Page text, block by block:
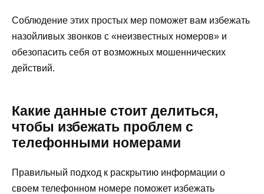
Соблюдение этих простых мер поможет вам избежать
назойливых звонков с «неизвестных номеров» и
обезопасить себя от возможных мошеннических
действий.
Какие данные стоит делиться,
чтобы избежать проблем с
телефонными номерами
Правильный подход к раскрытию информации о
своем телефонном номере поможет избежать